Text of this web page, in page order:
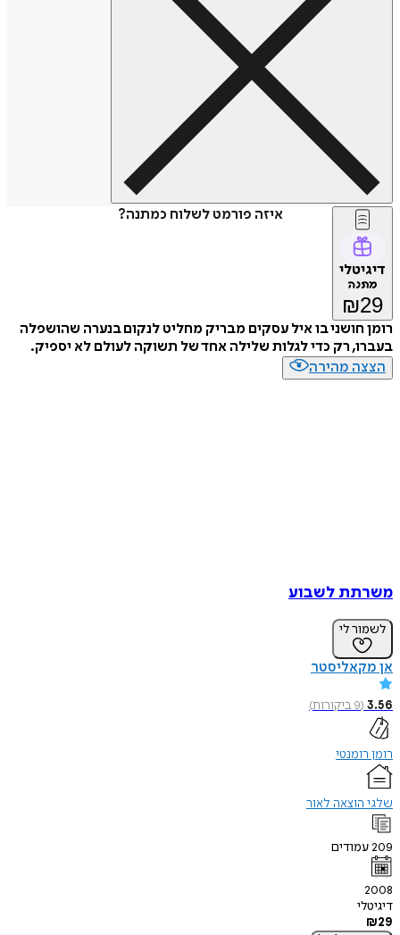
איזה פורמט לשלוח כמתנה?
דיגיטלי
מתנה
₪29
רומן חושני בו איל עסקים מבריק מחליט לנקום בנערה שהושפלה
בעברו, רק כדי לגלות שלילה אחד של תשוקה לעולם לא יספיק.
הצצה מהירה
משרתת לשבוע
לשמור לי
אן מקאליסטר
3.56
(
9ביקורות)
רומן רומנטי
שלגי הוצאה לאור
209עמודים
2008
דיגיטלי
₪29